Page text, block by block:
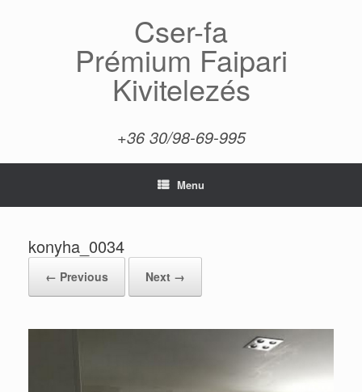
Cser-fa
Prémium Faipari
Kivitelezés
+36 30/98-69-995
Menu
konyha_0034
← Previous Next →